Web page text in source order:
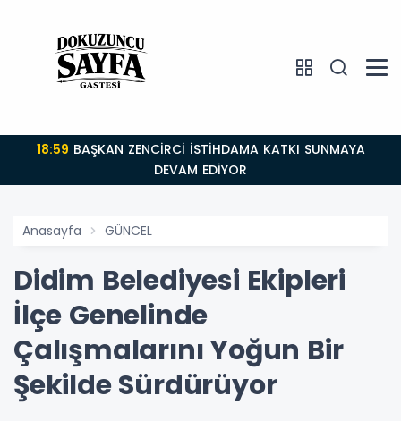
18:59
DEVAM EDİYOR
Anasayfa GÜNCEL
Didim Belediyesi Ekipleri
İlçe Genelinde
Çalışmalarını Yoğun Bir
Şekilde Sürdürüyor